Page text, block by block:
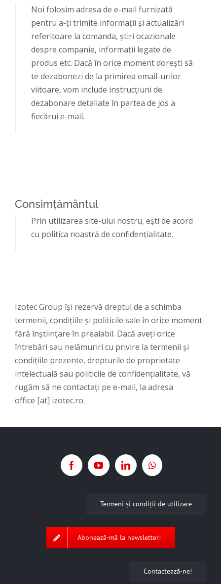
Noi folosim adresa de e-mail furnizată
pentru a-ți trimite informații și actualizări
referitoare la comanda, știri ocazionale
despre companie, informații legate de
produs etc. Dacă în orice moment dorești să
te dezabonezi de la primirea email-urilor
viitoare, vom include instrucțiuni de
dezabonare detaliate în partea de jos a
fiecărui e-mail.
Consimțământul
Prin utilizarea site-ului nostru, ești de acord
cu politica noastră de confidențialitate.
Izotec Group îşi rezervă dreptul de a schimba
termenii, condiţiile şi politicile sale în orice moment
fără înştiinţare în prealabil. Dacă aveţi orice
întrebări sau nelămuriri cu privire la termenii şi
condiţiile prezente, drepturile de proprietate
intelectuală sau politicile de confidenţialitate, vă
rugăm să ne contactaţi pe e-mail, la adresa
office [at] izotec.ro.
Termeni şi condiţii de utilizare
Abonează-mă la newsletter!
Contactează-ne!